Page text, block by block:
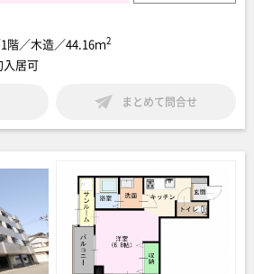
階／木造／44.16ｍ2
入居可
まとめて問合せ